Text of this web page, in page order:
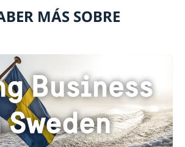
MÁS SOBRE